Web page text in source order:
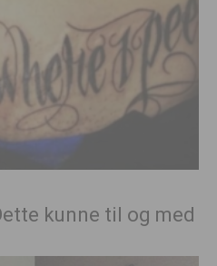
kunne til og med